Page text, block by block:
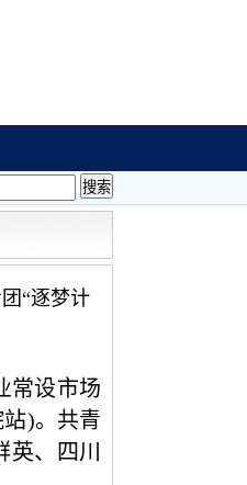
“逐梦计
常设市场
)。 共青
、四川